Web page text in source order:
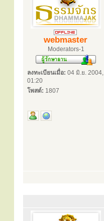
webmaster
Moderators-1
ลงทะเบียนเมื่อ: 04 มิ.ย. 2004,
01:20
โพสต์: 1807